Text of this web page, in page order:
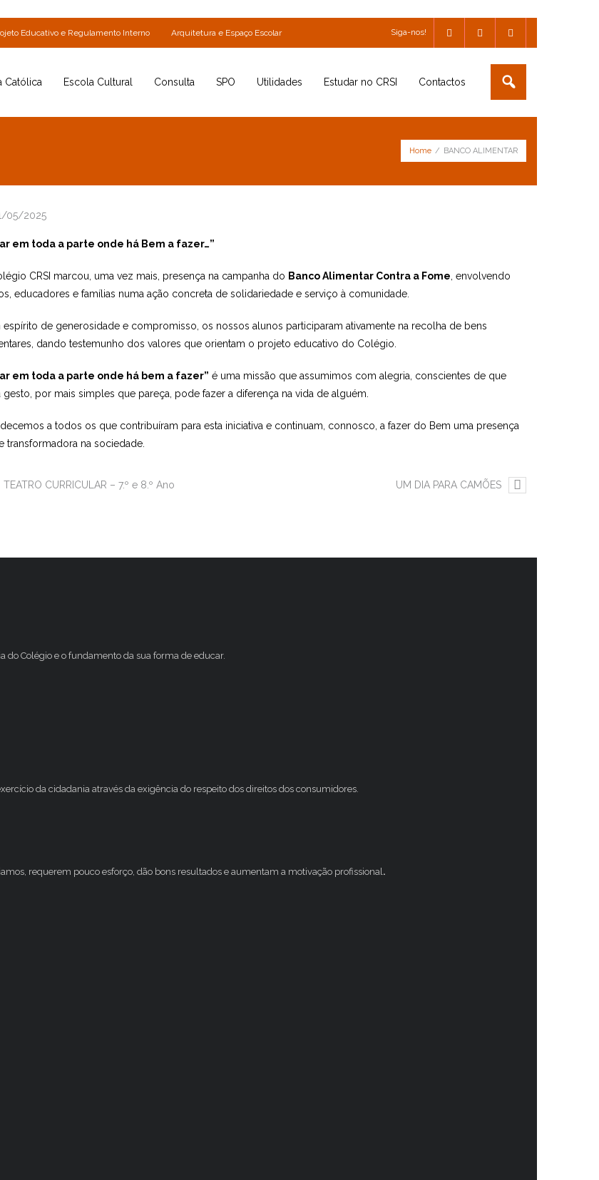
Educativo e Regulamento Interno Arquitetura e Espaço Escolar Siga-nos!
Católica Escola Cultural Consulta SPO Utilidades Estudar no CRSI Contactos
Home / BANCO ALIMENTAR
05/2025
em toda a parte onde há Bem a fazer…”
CRSI marcou, uma vez mais, presença na campanha do Banco Alimentar Contra a Fome , envolvendo
educadores e famílias numa ação concreta de solidariedade e serviço à comunidade.
espírito de generosidade e compromisso, os nossos alunos participaram ativamente na recolha de bens
dando testemunho dos valores que orientam o projeto educativo do Colégio.
em toda a parte onde há bem a fazer” é uma missão que assumimos com alegria, conscientes de que
gesto, por mais simples que pareça, pode fazer a diferença na vida de alguém.
a todos os que contribuíram para esta iniciativa e continuam, connosco, a fazer do Bem uma presença
transformadora na sociedade.
TEATRO CURRICULAR – 7.º e 8.º Ano UM DIA PARA CAMÕES
do Colégio e o fundamento da sua forma de educar.
da cidadania através da exigência do respeito dos direitos dos consumidores.
requerem pouco esforço, dão bons resultados e aumentam a motivação profissional.